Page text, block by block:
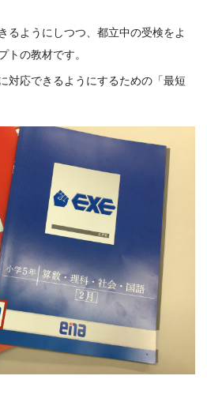
るようにしつつ、都立中の受検をよ
トの教材です。
対応できるようにするための「最短